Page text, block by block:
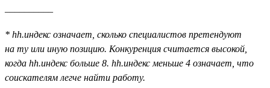
* hh.индекс означает, сколько специалистов претендуют
на ту или иную позицию. Конкуренция считается высокой,
когда hh.индекс больше 8. hh.индекс меньше 4 означает, что
соискателям легче найти работу.